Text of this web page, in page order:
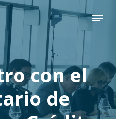
Menu
con el
de